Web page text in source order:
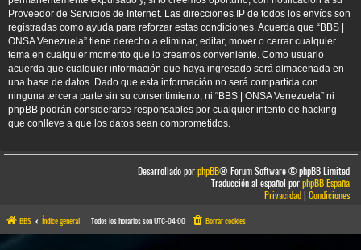
Proveedor de Servicios de Internet. Las direcciones IP de todos los envíos son
registradas como ayuda para reforzar estas condiciones. Acuerda que “BBS |
ONSA Venezuela” tiene derecho a eliminar, editar, mover o cerrar cualquier
tema en cualquier momento que lo creamos conveniente. Como usuario
acuerda que cualquier información que haya ingresado será almacenada en
una base de datos. Dado que esta información no será compartida con
ninguna tercera parte sin su consentimiento, ni “BBS | ONSA Venezuela” ni
phpBB podrán considerarse responsables por cualquier intento de hacking
que conlleve a que los datos sean comprometidos.
Desarrollado porphpBB® Forum Software © phpBB Limited
Traducción al español porphpBB España
Privacidad|Condiciones
BBS Índice general Todos los horarios sonUTC-04:00 Borrar cookies